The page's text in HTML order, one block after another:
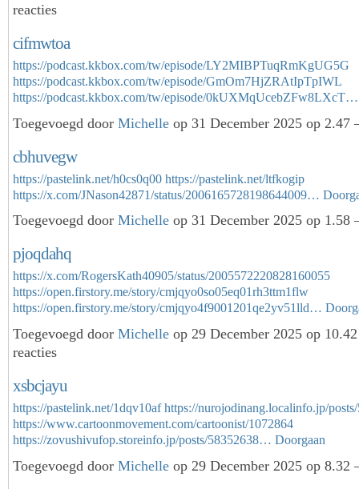
reacties
cifmwtoa
https://podcast.kkbox.com/tw/episode/LY2MIBPTuqRmKgUG5G
https://podcast.kkbox.com/tw/episode/GmOm7HjZRAtIpTpIWL
https://podcast.kkbox.com/tw/episode/0kUXMqUcebZFw8LXcT…
Toegevoegd door Michelle op 31 December 2025 op 2.47
cbhuvegw
https://pastelink.net/h0cs0q00 https://pastelink.net/ltfkogip
https://x.com/JNason42871/status/2006165728198644009…
Toegevoegd door Michelle op 31 December 2025 op 1.58
pjoqdahq
https://x.com/RogersKath40905/status/2005572220828160055
https://open.firstory.me/story/cmjqyo0so05eq01rh3ttm1flw
https://open.firstory.me/story/cmjqyo4f9001201qe2yv51lld…
Toegevoegd door Michelle op 29 December 2025 op
reacties
xsbcjayu
https://pastelink.net/1dqv10af https://nurojodinang.localinfo.jp/
https://www.cartoonmovement.com/cartoonist/1072864
https://zovushivufop.storeinfo.jp/posts/58352638… Doorgaan
Toegevoegd door Michelle op 29 December 2025 op 8.32